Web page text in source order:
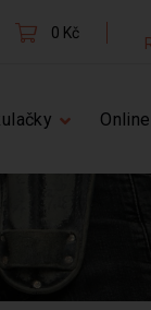
0 Kč